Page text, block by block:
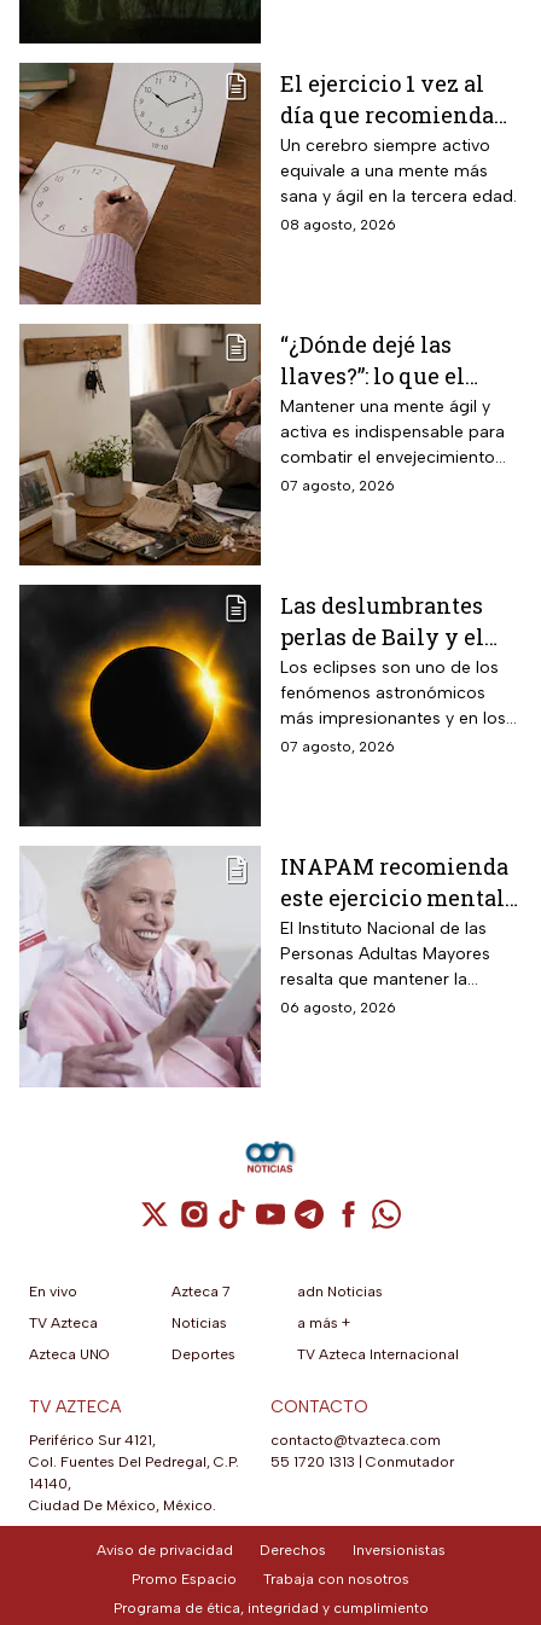
El ejercicio 1 vez al
día que recomienda
INAPAM para adultos
mayores para mejorar
la percepción motora
y la capacidad de
Un cerebro siempre activo
equivale a una mente más
sana y ágil en la tercera edad.
08 agosto, 2026
“¿Dónde dejé las
llaves?”: lo que el
INAPAM advierte
sobre los 3 olvidos
comunes que no
debes ignorar en la
Mantener una mente ágil y
activa es indispensable para
combatir el envejecimiento
natural del cerebro.
07 agosto, 2026
Las deslumbrantes
perlas de Baily y el
anillo de diamantes
que se verán en el
eclipse solar total
Los eclipses son uno de los
fenómenos astronómicos
más impresionantes y en los
próximos días habrá un
07 agosto, 2026
INAPAM recomienda
este ejercicio mental
para adultos mayores
5 veces a la semana
durante 3 meses para
mejorar la atención
El Instituto Nacional de las
Personas Adultas Mayores
resalta que mantener la
disciplina es la clave para
06 agosto, 2026
Cuenta de X / Twitter (se abre en una
Cuenta de Instagram (se abre en una
Cuenta de TikTok (se abre en
Cuenta de YouTube (se abre
Cuenta de Telegram (se
Cuenta de
Cuenta de
En vivo
TV Azteca
Azteca UNO
Azteca 7
Noticias
Deportes
adn Noticias
a más +
TV Azteca Internacional
TV AZTECA
Periférico Sur 4121,
Col. Fuentes Del Pedregal, C.P.
14140,
Ciudad De México, México.
CONTACTO
contacto@tvazteca.com
55 1720 1313
Conmutador
Aviso de privacidad Derechos
Inversionistas
Promo Espacio
Trabaja con nosotros
Programa de ética, integridad y cumplimiento